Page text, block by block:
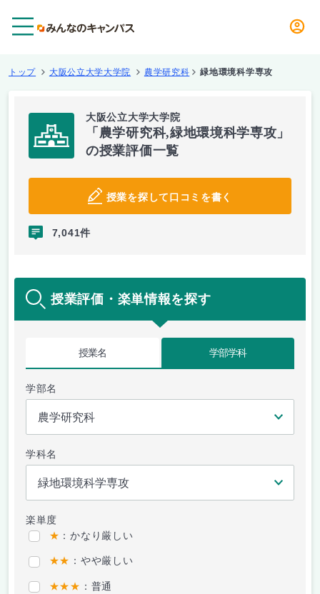
トップ 大阪公立大学大学院 農学研究科 緑地環境科学専攻
大阪公立大学大学院
「農学研究科,緑地環境科学専攻」
の授業評価一覧
授業を探して口コミを書く
7,041件
授業評価・楽単情報を探す
授業名 学部学科
学部名
学科名
楽単度
★ ：かなり厳しい
★★ ：やや厳しい
★★★ ：普通